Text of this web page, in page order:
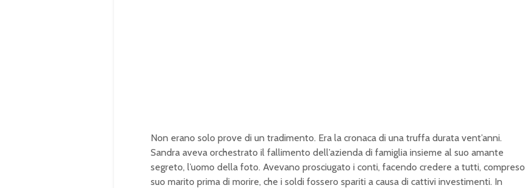
Non erano solo prove di un tradimento. Era la cronaca di una truffa durata vent’anni.
Sandra aveva orchestrato il fallimento dell’azienda di famiglia insieme al suo amante
segreto, l’uomo della foto. Avevano prosciugato i conti, facendo credere a tutti, compreso
suo marito prima di morire, che i soldi fossero spariti a causa di cattivi investimenti. In